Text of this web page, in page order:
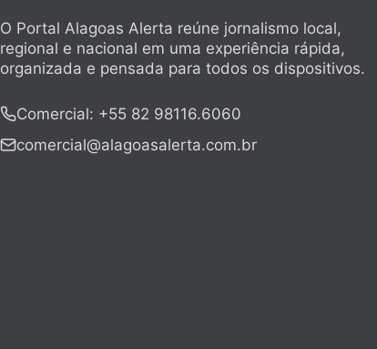
O Portal Alagoas Alerta reúne jornalismo local,
regional e nacional em uma experiência rápida,
organizada e pensada para todos os dispositivos.
Comercial: +55 82 98116.6060
comercial@alagoasalerta.com.br